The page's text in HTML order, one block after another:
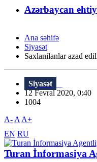
Azərbaycan
Ana səhifə
Siyasət
Saxlanilanlar azad
Siyasət
12 Fevral 2020, 0:40
1004
A- A A+
EN RU
Turan İnformasiya